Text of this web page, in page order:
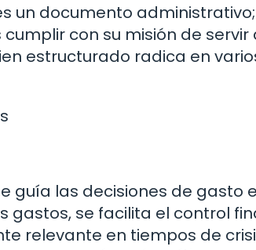
un documento
con su misión de servir
estructurado radica en
guía las decisiones de gasto
gastos, se facilita el control
relevante en tiempos de